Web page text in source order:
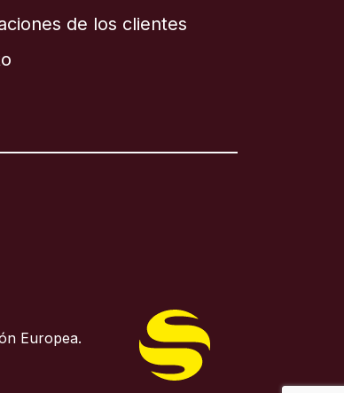
de los clientes
Europea.